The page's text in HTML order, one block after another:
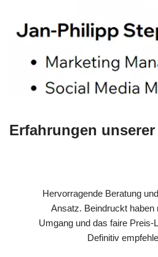
Erfahrungen
Hervorragende Beratung
Ansatz. Beindruckt haben
Umgang und das faire Preis-
Definitiv